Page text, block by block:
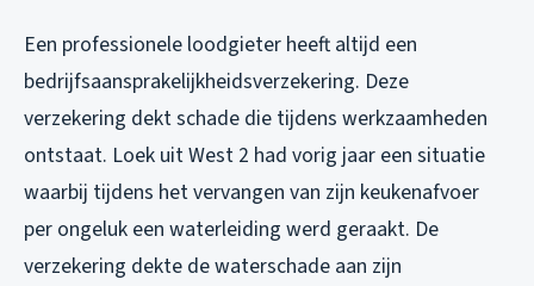
Een professionele loodgieter heeft altijd een
bedrijfsaansprakelijkheidsverzekering. Deze
verzekering dekt schade die tijdens werkzaamheden
ontstaat. Loek uit West 2 had vorig jaar een situatie
waarbij tijdens het vervangen van zijn keukenafvoer
per ongeluk een waterleiding werd geraakt. De
verzekering dekte de waterschade aan zijn